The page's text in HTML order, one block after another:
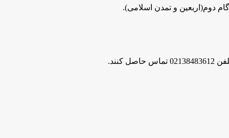
دوم(اربعین و تمدن اسلامی).